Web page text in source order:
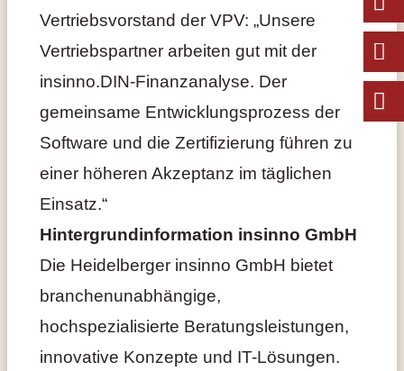
Vertriebsvorstand der VPV: „Unsere
Vertriebspartner arbeiten gut mit der
insinno.DIN-Finanzanalyse. Der
gemeinsame Entwicklungsprozess der
Software und die Zertifizierung führen zu
einer höheren Akzeptanz im täglichen
Einsatz.“
Hintergrundinformation insinno GmbH
Die Heidelberger insinno GmbH bietet
branchenunabhängige,
hochspezialisierte Beratungsleistungen,
innovative Konzepte und IT-Lösungen.